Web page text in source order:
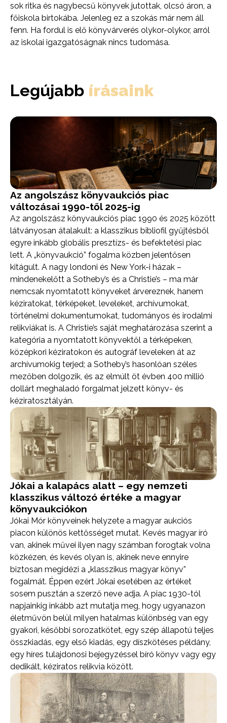
sok ritka és nagybecsű könyvek jutottak, olcsó áron, a
főiskola birtokába. Jelenleg ez a szokás már nem áll
fenn. Ha fordul is elő könyvárverés olykor-olykor, arról
az iskolai igazgatóságnak nincs tudomása.
Legújabb írásaink
Az angolszász könyvaukciós piac
változásai 1990-től 2025-ig
Az angolszász könyvaukciós piac 1990 és 2025 között
látványosan átalakult: a klasszikus bibliofil gyűjtésből
egyre inkább globális presztízs- és befektetési piac
lett. A „könyvaukció” fogalma közben jelentősen
kitágult. A nagy londoni és New York-i házak –
mindenekelőtt a Sotheby’s és a Christie’s – ma már
nemcsak nyomtatott könyveket árvereznek, hanem
kéziratokat, térképeket, leveleket, archívumokat,
történelmi dokumentumokat, tudományos és irodalmi
relikviákat is. A Christie’s saját meghatározása szerint a
kategória a nyomtatott könyvektől a térképeken,
középkori kéziratokon és autográf leveleken át az
archívumokig terjed; a Sotheby’s hasonlóan széles
mezőben dolgozik, és az elmúlt öt évben 400 millió
dollárt meghaladó forgalmat jelzett könyv- és
kéziratosztályán.
Jókai a kalapács alatt – egy nemzeti
klasszikus változó értéke a magyar
könyvaukciókon
Jókai Mór könyveinek helyzete a magyar aukciós
piacon különös kettősséget mutat. Kevés magyar író
van, akinek művei ilyen nagy számban forogtak volna
közkézen, és kevés olyan is, akinek neve ennyire
biztosan megidézi a „klasszikus magyar könyv”
fogalmát. Éppen ezért Jókai esetében az értéket
sosem pusztán a szerző neve adja. A piac 1930-tól
napjainkig inkább azt mutatja meg, hogy ugyanazon
életművön belül milyen hatalmas különbség van egy
gyakori, későbbi sorozatkötet, egy szép állapotú teljes
összkiadás, egy első kiadás, egy díszkötéses példány,
egy híres tulajdonosi bejegyzéssel bíró könyv vagy egy
dedikált, kéziratos relikvia között.